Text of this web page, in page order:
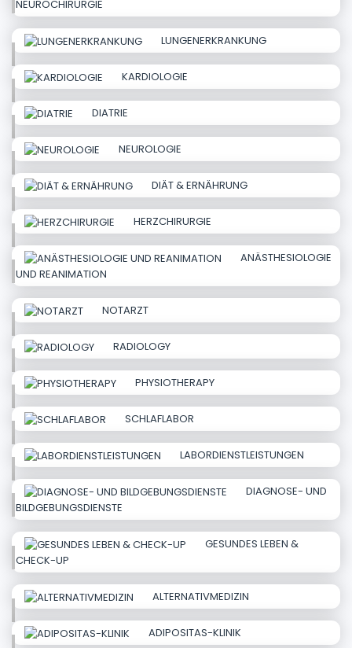
NEUROCHIRURGIE
LUNGENERKRANKUNG
KARDIOLOGIE
DIATRIE
NEUROLOGIE
DIÄT & ERNÄHRUNG
HERZCHIRURGIE
ANÄSTHESIOLOGIE
UND REANIMATION
NOTARZT
RADIOLOGY
PHYSIOTHERAPY
SCHLAFLABOR
LABORDIENSTLEISTUNGEN
DIAGNOSE- UND
BILDGEBUNGSDIENSTE
GESUNDES LEBEN &
CHECK-UP
ALTERNATIVMEDIZIN
ADIPOSITAS-KLINIK